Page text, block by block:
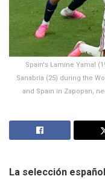
Spain's Lamine Yamal
Sanabria (25) during the
and Spain in Zapopan,
La selección